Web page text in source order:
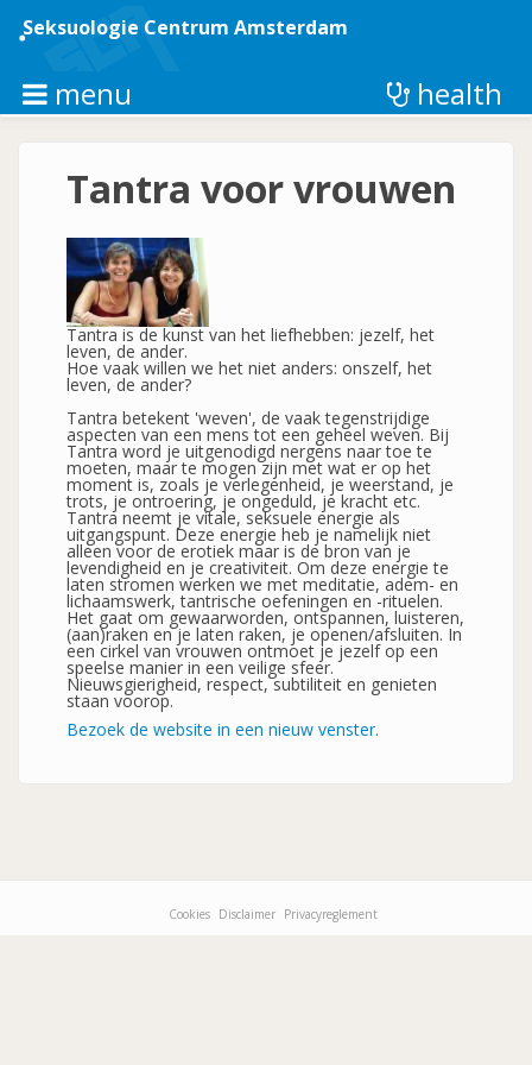
naar
gaan
Seksuologie Centrum Amsterdam
menu health
Tantra voor vrouwen
Tantra is de kunst van het liefhebben: jezelf, het
leven, de ander.
Hoe vaak willen we het niet anders: onszelf, het
leven, de ander?
Tantra betekent 'weven', de vaak tegenstrijdige
aspecten van een mens tot een geheel weven. Bij
Tantra word je uitgenodigd nergens naar toe te
moeten, maar te mogen zijn met wat er op het
moment is, zoals je verlegenheid, je weerstand, je
trots, je ontroering, je ongeduld, je kracht etc.
Tantra neemt je vitale, seksuele energie als
uitgangspunt. Deze energie heb je namelijk niet
alleen voor de erotiek maar is de bron van je
levendigheid en je creativiteit. Om deze energie te
laten stromen werken we met meditatie, adem- en
lichaamswerk, tantrische oefeningen en -rituelen.
Het gaat om gewaarworden, ontspannen, luisteren,
(aan)raken en je laten raken, je openen/afsluiten. In
een cirkel van vrouwen ontmoet je jezelf op een
speelse manier in een veilige sfeer.
Nieuwsgierigheid, respect, subtiliteit en genieten
staan voorop.
Bezoek de website in een nieuw venster.
Cookies Disclaimer Privacyreglement